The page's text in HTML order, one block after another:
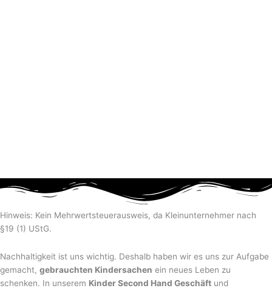
Hinweis: Kein Mehrwertsteuerausweis, da Kleinunternehmer nach
§19 (1) UStG.
Nachhaltigkeit ist uns wichtig. Deshalb haben wir es uns zur Aufgabe
gemacht, gebrauchten Kindersachen ein neues Leben zu
schenken. In unserem Kinder Second Hand Geschäft und